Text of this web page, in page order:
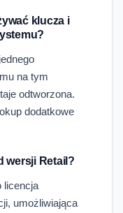
klucza i
na tym
odtworzona.
dodatkowe
wersji Retail?
licencja
umożliwiająca